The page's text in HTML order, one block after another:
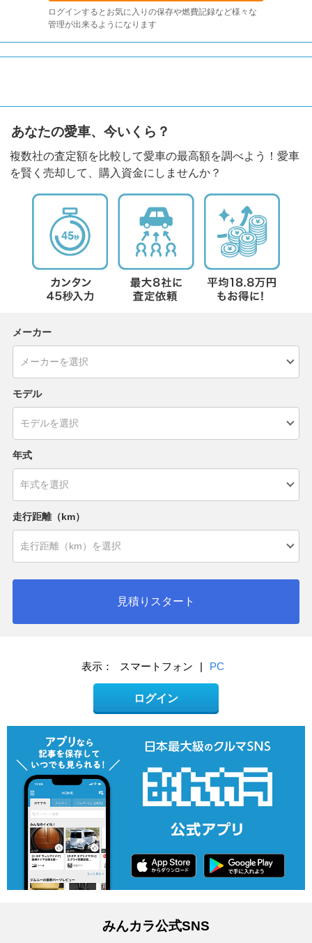
ログインするとお気に入りの保存や燃費記録など様々な
管理が出来るようになります
あなたの愛車、今いくら？
複数社の査定額を比較して愛車の最高額を調べよう！愛車
を賢く売却して、購入資金にしませんか？
メーカー
モデル
年式
走行距離（km）
見積りスタート
表示： スマートフォン | PC
ログイン
みんカラ公式SNS